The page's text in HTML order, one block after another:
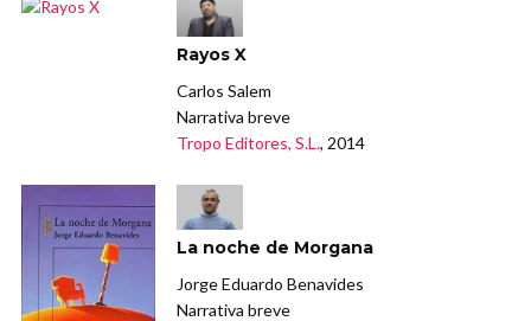
Rayos X
Carlos Salem
Narrativa breve
Tropo Editores, S.L., 2014
La noche de Morgana
Jorge Eduardo Benavides
Narrativa breve